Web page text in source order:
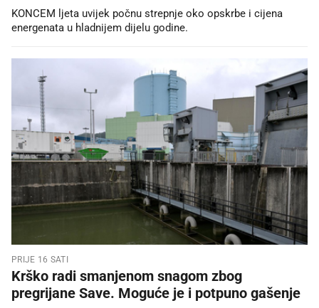
KONCEM ljeta uvijek počnu strepnje oko opskrbe i cijena
energenata u hladnijem dijelu godine.
PRIJE 16 SATI
Krško radi smanjenom snagom zbog
pregrijane Save. Moguće je i potpuno gašenje